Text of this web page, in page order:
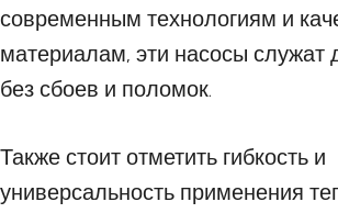
современным технологиям и
материалам, эти насосы служат
без сбоев и поломок.
Также стоит отметить гибкость и
универсальность применения